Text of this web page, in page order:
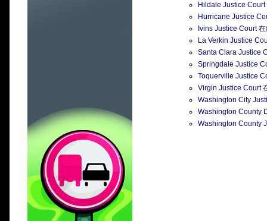
Hildale Justice
Hurricane Justice
Ivins Justice Court
La Verkin Justice
Santa Clara Justice
Springdale Justice
Toquerville Justice
Virgin Justice Court
Washington City
Washington County
Washington County